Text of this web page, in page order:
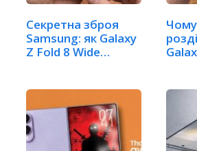
Секретна зброя
Samsung: як Galaxy
Z Fold 8 Wide…